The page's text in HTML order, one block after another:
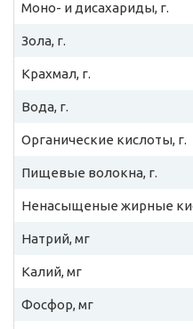
Моно- и дисахариды, г.
Зола, г.
Крахмал, г.
Вода, г.
Органические кислоты, г.
Пищевые волокна, г.
Ненасыщеные жирные
Натрий, мг
Калий, мг
Фосфор, мг